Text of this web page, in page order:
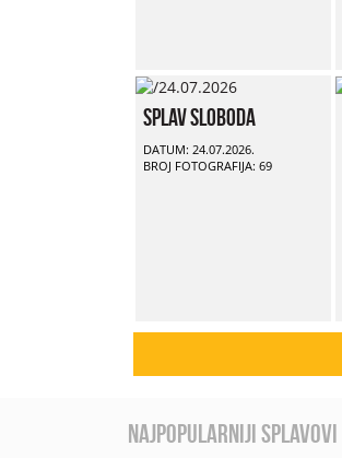
Splav Sloboda
DATUM: 24.07.2026.
BROJ FOTOGRAFIJA: 69
najpopularniji splavovi